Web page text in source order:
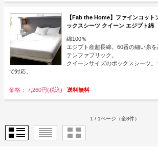
【Fab the Home】ファインコッ
ックスシーツ クイーン エジプト綿
綿100％
エジプト産超長綿。60番の細い糸
テンファブリック。
クイーンサイズのボックスシーツ
で対応。
価格： 7,260円(税込) 送料無料
1 / 1ページ （全8件）